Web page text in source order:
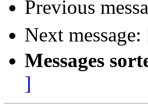
Previous
Next message:
Messages
]